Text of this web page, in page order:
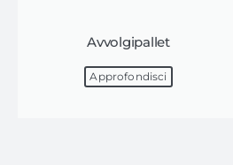
Avvolgipallet
Approfondisci